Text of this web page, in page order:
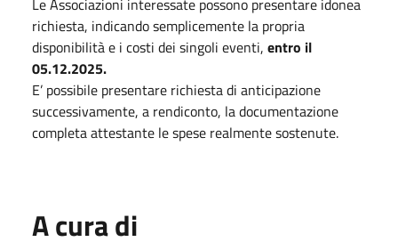
richiesta, indicando semplicemente la propria
disponibilità e i costi dei singoli eventi, entro il
05.12.2025.
E’ possibile presentare richiesta di anticipazione
successivamente, a rendiconto, la documentazione
completa attestante le spese realmente sostenute.
A cura di